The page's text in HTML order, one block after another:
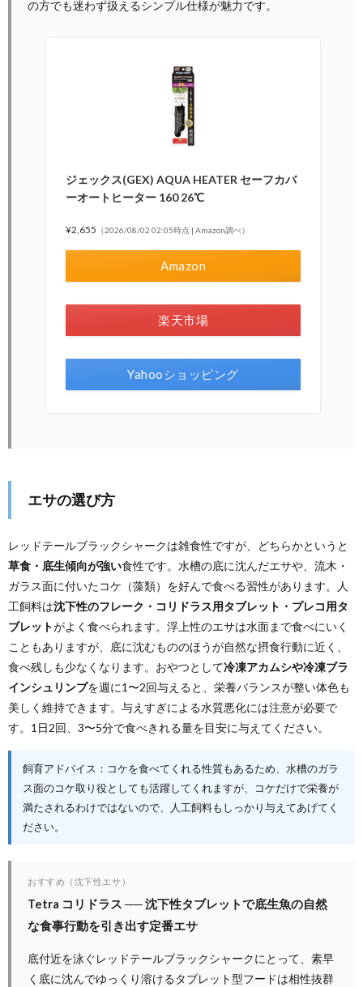
の方でも迷わず扱えるシンプル仕様が魅力です。
ジェックス(GEX) AQUA HEATER セーフカバ
ーオートヒーター 160 26℃
¥2,655 （2026/08/02 02:05時点 | Amazon調べ）
Amazon
楽天市場
Yahooショッピング
エサの選び方
レッドテールブラックシャークは雑食性ですが、どちらかというと
草食・底生傾向が強い食性です。水槽の底に沈んだエサや、流木・
ガラス面に付いたコケ（藻類）を好んで食べる習性があります。人
工飼料は沈下性のフレーク・コリドラス用タブレット・プレコ用タ
ブレットがよく食べられます。浮上性のエサは水面まで食べにいく
こともありますが、底に沈むもののほうが自然な摂食行動に近く、
食べ残しも少なくなります。おやつとして冷凍アカムシや冷凍ブラ
インシュリンプを週に1〜2回与えると、栄養バランスが整い体色も
美しく維持できます。与えすぎによる水質悪化には注意が必要で
す。1日2回、3〜5分で食べきれる量を目安に与えてください。
飼育アドバイス：コケを食べてくれる性質もあるため、水槽のガラ
ス面のコケ取り役としても活躍してくれますが、コケだけで栄養が
満たされるわけではないので、人工飼料もしっかり与えてあげてく
ださい。
おすすめ（沈下性エサ）
Tetra コリドラス ── 沈下性タブレットで底生魚の自然
な食事行動を引き出す定番エサ
底付近を泳ぐレッドテールブラックシャークにとって、素早
く底に沈んでゆっくり溶けるタブレット型フードは相性抜群